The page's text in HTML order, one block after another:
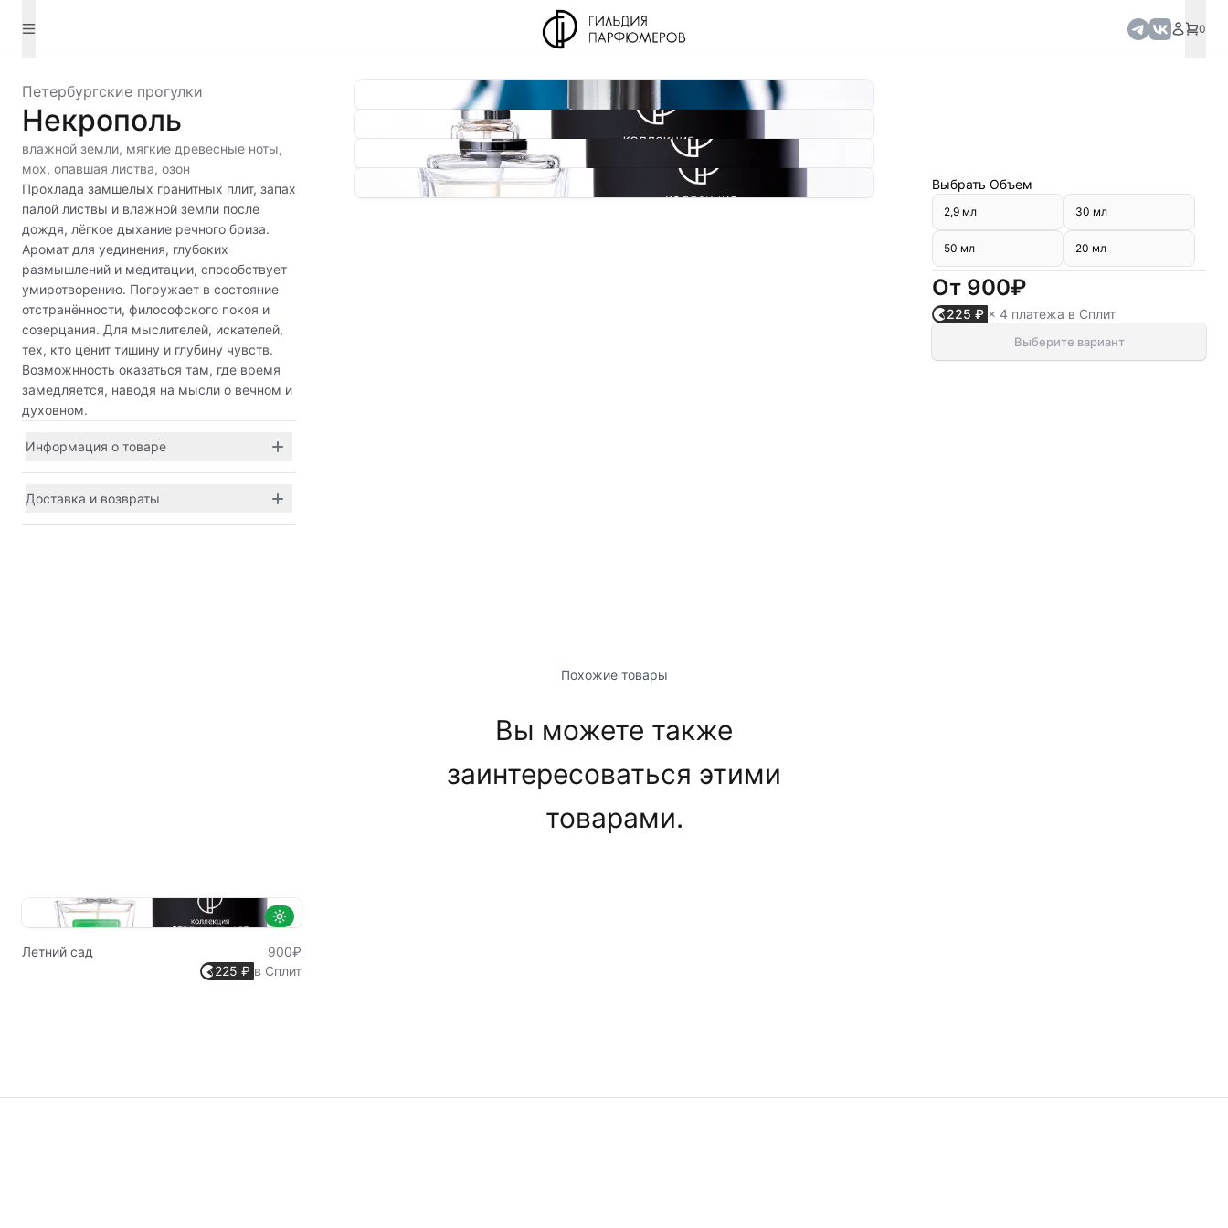
0
Петербургские прогулки
Некрополь
влажной земли, мягкие древесные ноты,
мох, опавшая листва, озон
Прохлада замшелых гранитных плит, запах
палой листвы и влажной земли после
дождя, лёгкое дыхание речного бриза.
Аромат для уединения, глубоких
размышлений и медитации, способствует
умиротворению. Погружает в состояние
отстранённости, философского покоя и
созерцания. Для мыслителей, искателей,
тех, кто ценит тишину и глубину чувств.
Возможнность оказаться там, где время
замедляется, наводя на мысли о вечном и
духовном.
Информация о товаре
Доставка и возвраты
Выбрать Объем
2,9 мл 30 мл
50 мл 20 мл
От 900₽
225 ₽ × 4 платежа в Сплит
Выберите вариант
Похожие товары
Вы можете также
заинтересоваться этими
товарами.
Летний сад
900₽
225 ₽ в Сплит